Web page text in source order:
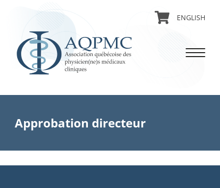
ENGLISH
Approbation directeur